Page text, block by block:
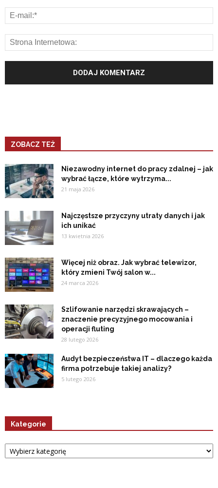
ZOBACZ TEŻ
Niezawodny internet do pracy zdalnej – jak
wybrać łącze, które wytrzyma...
21 maja 2026
Najczęstsze przyczyny utraty danych i jak
ich unikać
13 kwietnia 2026
Więcej niż obraz. Jak wybrać telewizor,
który zmieni Twój salon w...
24 marca 2026
Szlifowanie narzędzi skrawających –
znaczenie precyzyjnego mocowania i
operacji fluting
28 lutego 2026
Audyt bezpieczeństwa IT – dlaczego każda
firma potrzebuje takiej analizy?
5 lutego 2026
Kategorie
Kategorie